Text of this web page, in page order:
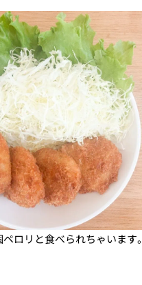
ロリと食べられちゃいます。